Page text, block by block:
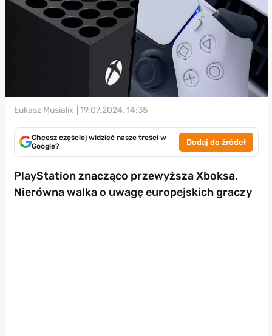
Łukasz Musialik | 19.07.2024, 14:35
Chcesz częściej widzieć nasze treści w
Google?
Dodaj do źródeł
PlayStation znacząco przewyższa Xboksa.
Nierówna walka o uwagę europejskich graczy